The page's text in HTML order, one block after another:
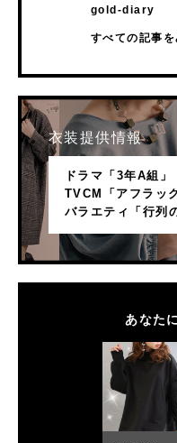
gold-diary
すべての記事を
衣装提供情報
ドラマ「3年A組」
TVCM「アフラック
バラエティ「行列
あなた